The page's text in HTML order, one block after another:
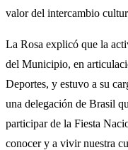
valor del intercambio
La Rosa explicó que la
del Municipio, en
Deportes, y estuvo a su
una delegación de Brasil
participar de la Fiesta
conocer y a vivir nuestra